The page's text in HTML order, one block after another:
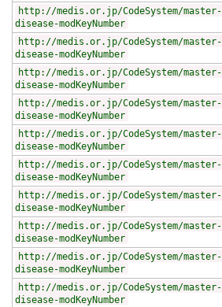
http://medis.or.jp/CodeSystem/master-
disease-modKeyNumber
http://medis.or.jp/CodeSystem/master-
disease-modKeyNumber
http://medis.or.jp/CodeSystem/master-
disease-modKeyNumber
http://medis.or.jp/CodeSystem/master-
disease-modKeyNumber
http://medis.or.jp/CodeSystem/master-
disease-modKeyNumber
http://medis.or.jp/CodeSystem/master-
disease-modKeyNumber
http://medis.or.jp/CodeSystem/master-
disease-modKeyNumber
http://medis.or.jp/CodeSystem/master-
disease-modKeyNumber
http://medis.or.jp/CodeSystem/master-
disease-modKeyNumber
http://medis.or.jp/CodeSystem/master-
disease-modKeyNumber